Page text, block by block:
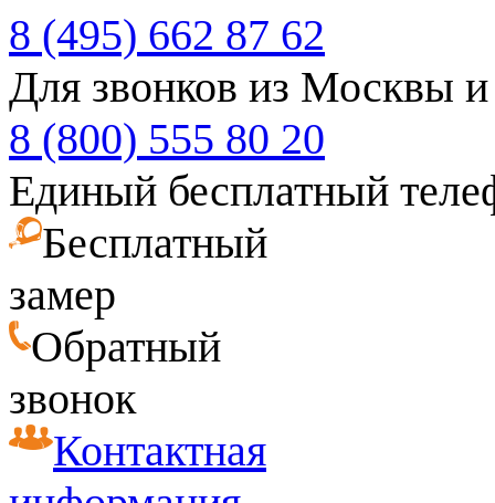
8 (495) 662 87 62
Для звонков из Москвы
8 (800) 555 80 20
Единый бесплатный
Бесплатный
замер
Обратный
звонок
Контактная